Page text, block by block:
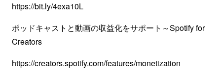
https://bit.ly/4exa10L
ポッドキャストと動画の収益化をサポート～Spotify for
Creators
https://creators.spotify.com/features/monetization